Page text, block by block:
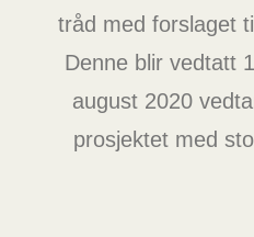
tråd med forslaget
Denne blir vedtatt
august 2020
prosjektet med